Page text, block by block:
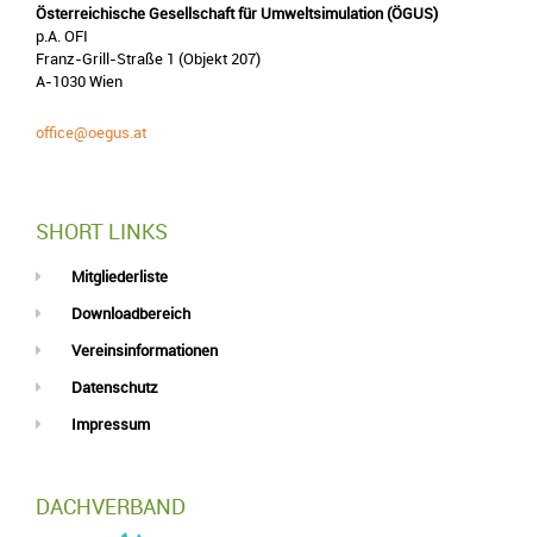
Österreichische Gesellschaft für Umweltsimulation (ÖGUS)
p.A. OFI
Franz-Grill-Straße 1 (Objekt 207)
A-1030 Wien
office@oegus.at
SHORT LINKS
Mitgliederliste
Downloadbereich
Vereinsinformationen
Datenschutz
Impressum
DACHVERBAND